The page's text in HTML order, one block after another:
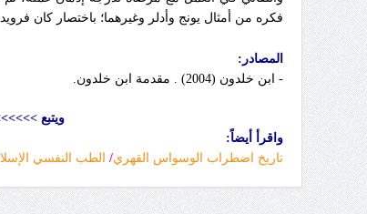
فكره من أمثال يونج وأدلر وغيرهما؛ باختصار كان
المصادر:
- ابن خلدون (2004) . مقدمة ابن خلدون.
ويتبع
واقرأ أيضاً:
تاريخ اضطراب الوسواس القهري/ الطب النفسي